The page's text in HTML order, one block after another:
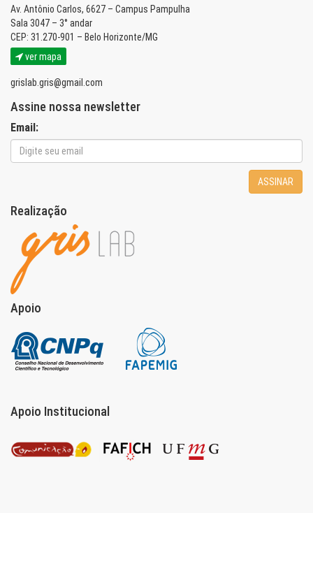
Av. Antônio Carlos, 6627 – Campus Pampulha
Sala 3047 – 3° andar
CEP: 31.270-901 – Belo Horizonte/MG
ver mapa
grislab.gris@gmail.com
Assine nossa newsletter
Email:
ASSINAR
Realização
Apoio
Apoio Institucional